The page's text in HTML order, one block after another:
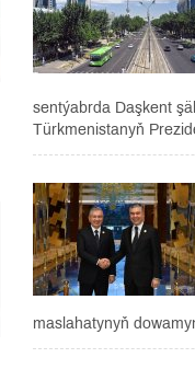
sentýabrda Daşkent
Türkmenistanyň
maslahatynyň